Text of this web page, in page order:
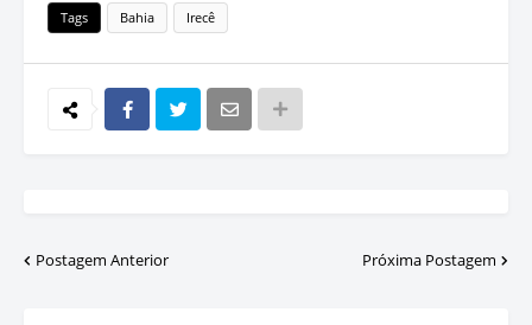
Tags Bahia Irecê
Postagem Anterior Próxima Postagem